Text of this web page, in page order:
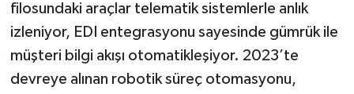
filosundaki araçlar telematik sistemlerle anlık
izleniyor, EDI entegrasyonu sayesinde gümrük ile
müşteri bilgi akışı otomatikleşiyor. 2023’te
devreye alınan robotik süreç otomasyonu,